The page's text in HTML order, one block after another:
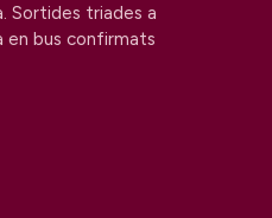
Sortides triades a
en bus confirmats